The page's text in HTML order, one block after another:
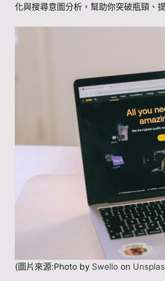
化與搜尋意圖分析，幫助你突破瓶頸、
(圖片來源:Photo by Swello on